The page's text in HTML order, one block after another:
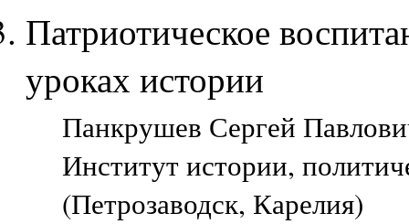
Патриотическое
уроках истории
Панкрушев Сергей
Институт истории,
(Петрозаводск, Карелия)